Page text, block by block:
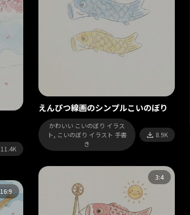
えんぴつ線画のシンプルこいのぼり
かわいい こいのぼり イラス
ト, こいのぼり イラスト 手書
き
8.9K
11.4K
3:4
16:9